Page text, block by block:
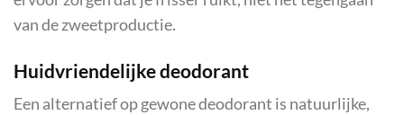
van de zweetproductie.
Huidvriendelijke deodorant
Een alternatief op gewone deodorant is natuurlijke,